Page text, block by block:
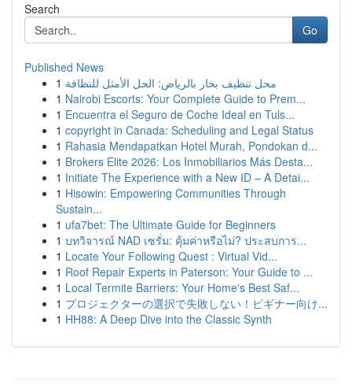
Search
Go
Published News
1 محل تنظيف بخار بالرياض: الحل الأمثل للنظافة
1 Nairobi Escorts: Your Complete Guide to Prem...
1 Encuentra el Seguro de Coche Ideal en Tuls...
1 copyright in Canada: Scheduling and Legal Status
1 Rahasia Mendapatkan Hotel Murah, Pondokan d...
1 Brokers Elite 2026: Los Inmobiliarios Más Desta...
1 Initiate The Experience with a New ID – A Detai...
1 Hisowin: Empowering Communities Through
Sustain...
1 ufa7bet: The Ultimate Guide for Beginners
1 บทวิจารณ์ NAD เซรั่ม: คุ้มค่าหรือไม่? ประสบการ...
1 Locate Your Following Quest : Virtual Vid...
1 Roof Repair Experts in Paterson: Your Guide to ...
1 Local Termite Barriers: Your Home's Best Saf...
1 プロジェクターの選択で失敗しない！ビギナー向け...
1 HH88: A Deep Dive into the Classic Synth